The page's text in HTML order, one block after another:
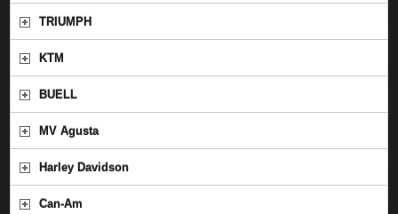
TRIUMPH
KTM
BUELL
MV Agusta
Harley Davidson
Can-Am